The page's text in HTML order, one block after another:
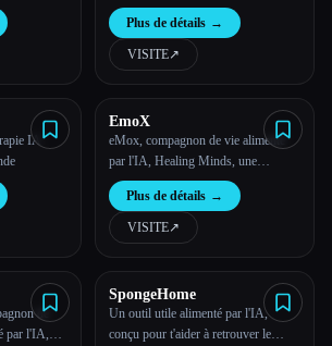
pornographie
Plus de détails →
VISITE↗︎
IA
EmoX
eMox, compagnon de vie alimenté
par l'IA, Healing Minds, une
conversation à la fois
Plus de détails →
VISITE↗︎
de
par l'IA,
SpongeHome
Un outil utile alimenté par l'IA,
conçu pour t'aider à retrouver le